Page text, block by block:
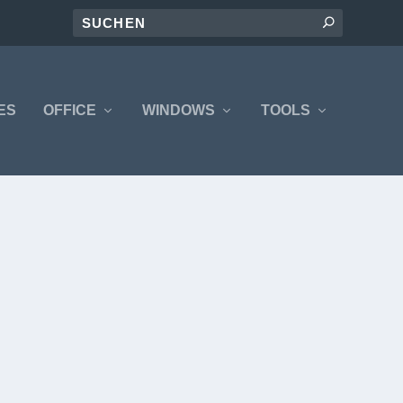
OFFICE WINDOWS TOOLS